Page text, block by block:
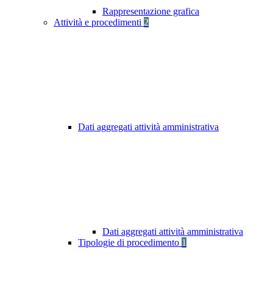
Rappresentazione grafica
Attività e procedimenti 2
Dati aggregati attività amministrativa
Dati aggregati attività amministrativa
Tipologie di procedimento 1